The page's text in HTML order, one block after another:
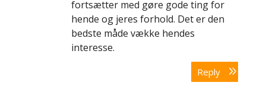
fortsætter med gøre gode ting for
hende og jeres forhold. Det er den
bedste måde vække hendes
interesse.
Reply